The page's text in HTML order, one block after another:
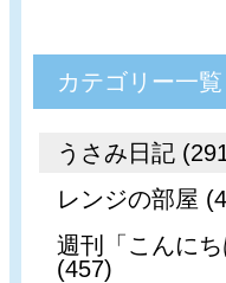
カテゴリー一覧
うさみ日記
レンジの部屋
週刊「こんにち
(457)